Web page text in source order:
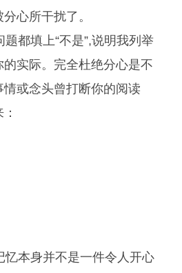
心所干扰了。
都填上“不是”,说明我列举
实际。完全杜绝分心是不
或念头曾打断你的阅读
本身并不是一件令人开心